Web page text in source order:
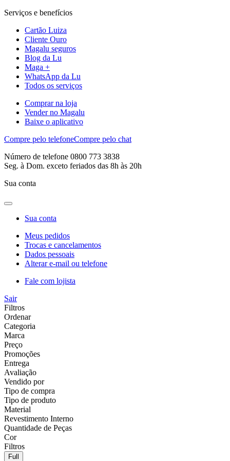
Serviços e benefícios
Cartão Luiza
Cliente Ouro
Magalu seguros
Blog da Lu
Maga +
WhatsApp da Lu
Todos os serviços
Comprar na loja
Vender no Magalu
Baixe o aplicativo
Compre pelo telefoneCompre pelo chat
Número de telefone 0800 773 3838
Seg. à Dom. exceto feriados das 8h às 20h
Sua conta
Sua conta
Meus pedidos
Trocas e cancelamentos
Dados pessoais
Alterar e-mail ou telefone
Fale com lojista
Sair
Filtros
Ordenar
Categoria
Marca
Preço
Promoções
Entrega
Avaliação
Vendido por
Tipo de compra
Tipo de produto
Material
Revestimento Interno
Quantidade de Peças
Cor
Filtros
Full